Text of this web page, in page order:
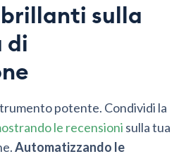
sulla
di
potente. Condividi la
le recensioni sulla tua
Automatizzando le